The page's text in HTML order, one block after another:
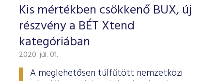
Kis mértékben csökkenő BUX, új
részvény a BÉT Xtend
kategóriában
2020. júl. 01.
A meglehetősen túlfűtött nemzetközi